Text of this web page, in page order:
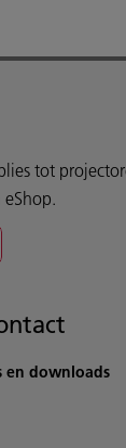
tot
en downloads